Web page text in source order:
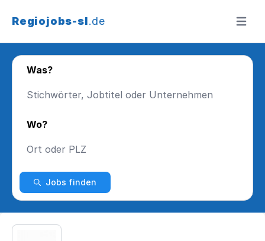
Regiojobs-sl.de Menü
Was?
Wo?
Jobs finden